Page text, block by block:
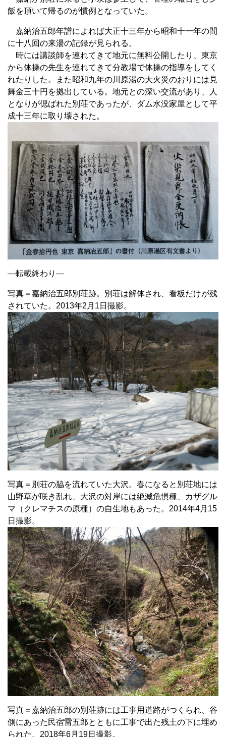
飯を頂いて帰るのが慣例となっていた。
嘉納治五郎年譜によれば大正十三年から昭和十一年の間
に十八回の来湯の記録が見られる。
時には講談師を連れてきて地元に無料公開したり、東京
から体操の先生を連れてきて分教場で体操の指導をしてく
れたりした。また昭和九年の川原湯の大火災のおりには見
舞金三十円を拠出している。地元との深い交流があり、人
となりが偲ばれた別荘であったが、ダム水没家屋として平
成十三年に取り壊された。
—転載終わり—
写真＝嘉納治五郎別荘跡。別荘は解体され、看板だけが残
されていた。2013年2月1日撮影。
写真＝別荘の脇を流れていた大沢。春になると別荘地には
山野草が咲き乱れ、大沢の対岸には絶滅危惧種、カザグル
マ（クレマチスの原種）の自生地もあった。2014年4月15
日撮影。
写真＝嘉納治五郎の別荘跡には工事用道路がつくられ、谷
側にあった民宿雷五郎とともに工事で出た残土の下に埋め
られた。2018年6月19日撮影。